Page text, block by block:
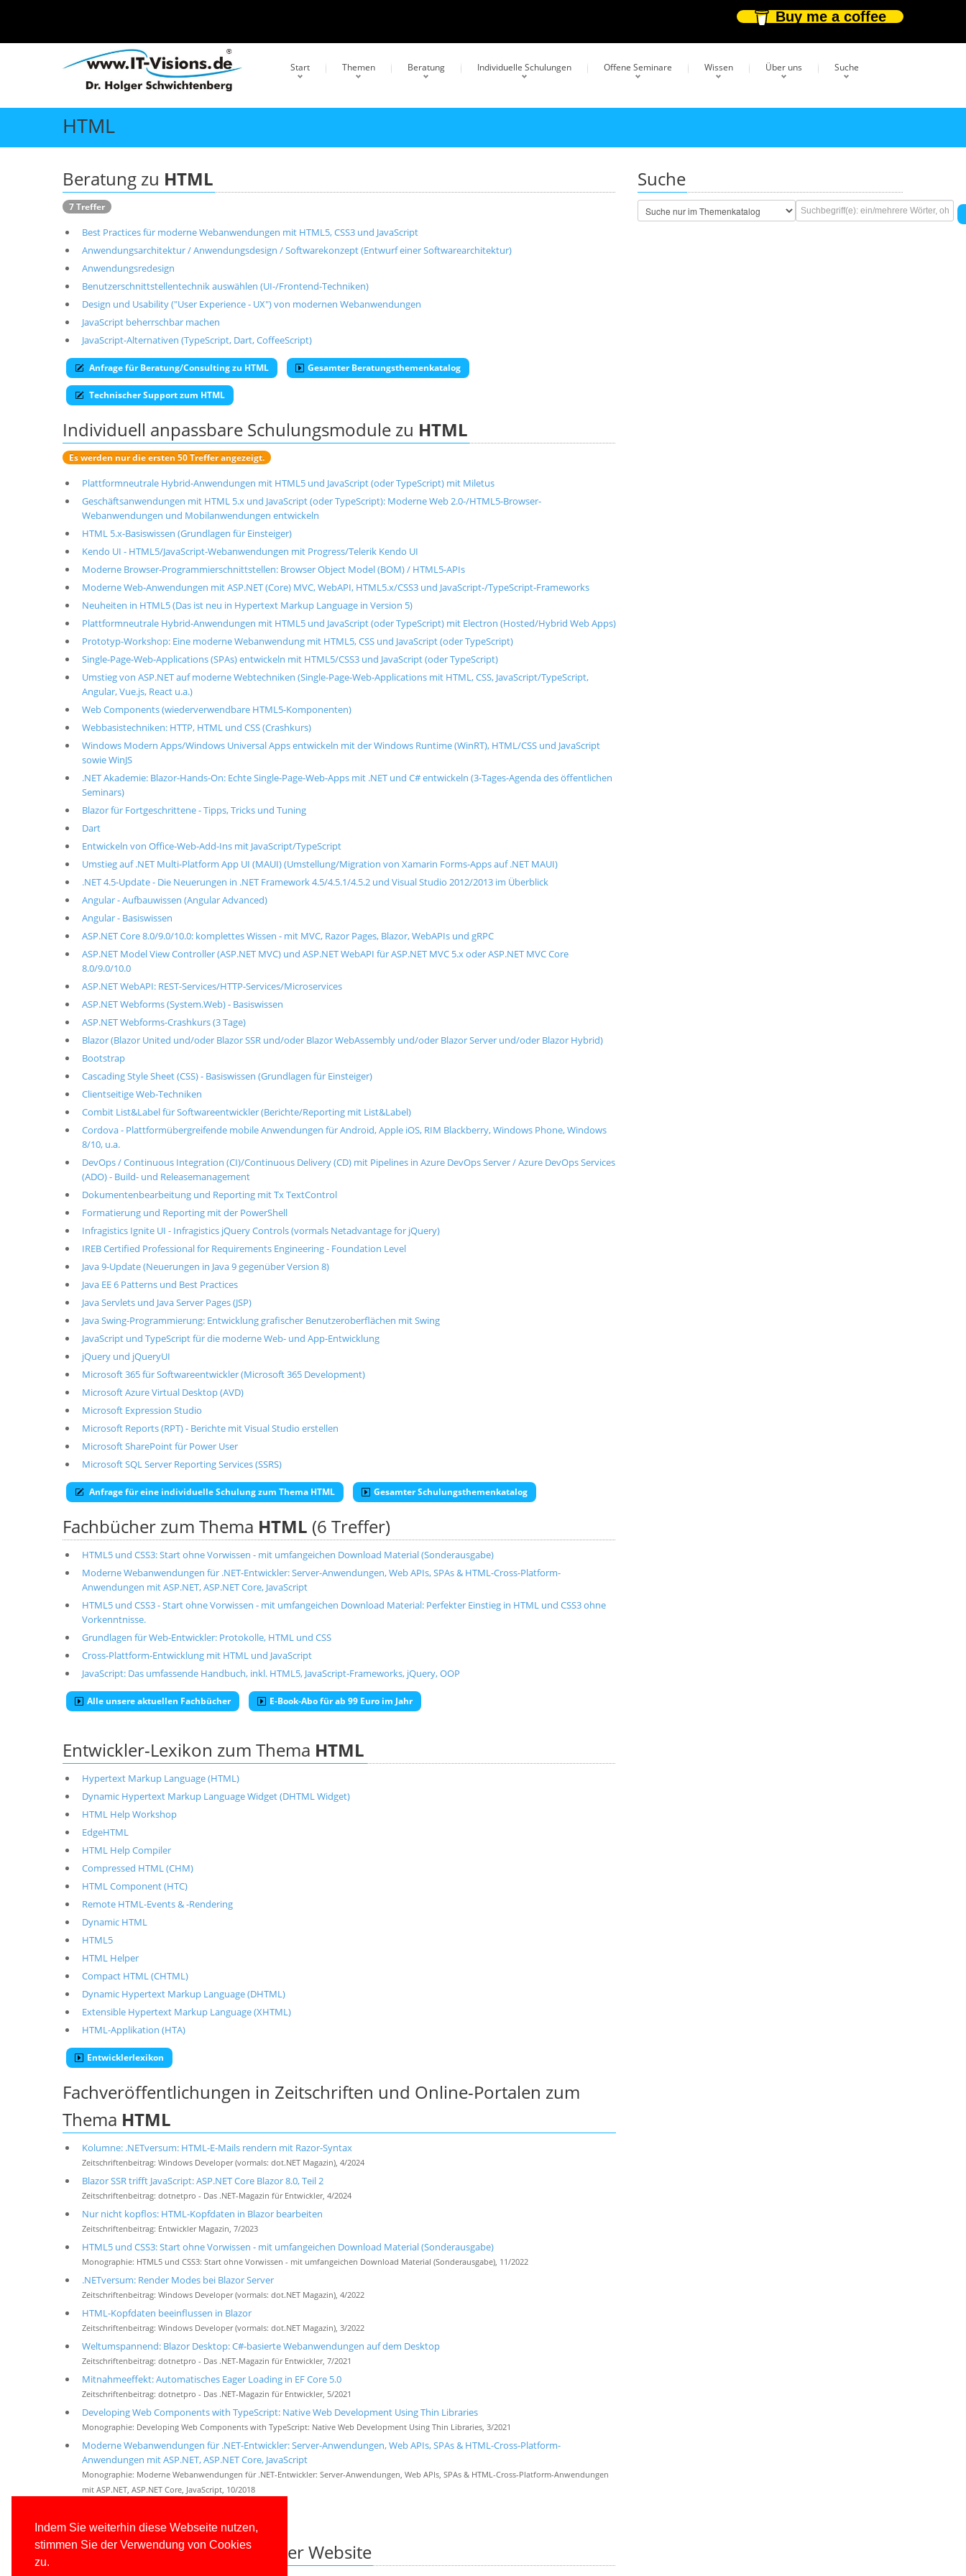
Indem Sie weiterhin diese Webseite nutzen,
stimmen Sie der Verwendung von Cookies
zu.
Buy me a coffee
Start Themen Beratung Individuelle Schulungen Offene Seminare Wissen Über uns Suche
HTML
Beratung zu HTML
7 Treffer
Best Practices für moderne Webanwendungen mit HTML5, CSS3 und JavaScript
Anwendungsarchitektur / Anwendungsdesign / Softwarekonzept (Entwurf einer Softwarearchitektur)
Anwendungsredesign
Benutzerschnittstellentechnik auswählen (UI-/Frontend-Techniken)
Design und Usability ("User Experience - UX") von modernen Webanwendungen
JavaScript beherrschbar machen
JavaScript-Alternativen (TypeScript, Dart, CoffeeScript)
Anfrage für Beratung/Consulting zu HTML Gesamter Beratungsthemenkatalog
Technischer Support zum HTML
Individuell anpassbare Schulungsmodule zu HTML
Es werden nur die ersten 50 Treffer angezeigt.
Plattformneutrale Hybrid-Anwendungen mit HTML5 und JavaScript (oder TypeScript) mit Miletus
Geschäftsanwendungen mit HTML 5.x und JavaScript (oder TypeScript): Moderne Web 2.0-/HTML5-Browser-
Webanwendungen und Mobilanwendungen entwickeln
HTML 5.x-Basiswissen (Grundlagen für Einsteiger)
Kendo UI - HTML5/JavaScript-Webanwendungen mit Progress/Telerik Kendo UI
Moderne Browser-Programmierschnittstellen: Browser Object Model (BOM) / HTML5-APIs
Moderne Web-Anwendungen mit ASP.NET (Core) MVC, WebAPI, HTML5.x/CSS3 und JavaScript-/TypeScript-Frameworks
Neuheiten in HTML5 (Das ist neu in Hypertext Markup Language in Version 5)
Plattformneutrale Hybrid-Anwendungen mit HTML5 und JavaScript (oder TypeScript) mit Electron (Hosted/Hybrid Web Apps)
Prototyp-Workshop: Eine moderne Webanwendung mit HTML5, CSS und JavaScript (oder TypeScript)
Single-Page-Web-Applications (SPAs) entwickeln mit HTML5/CSS3 und JavaScript (oder TypeScript)
Umstieg von ASP.NET auf moderne Webtechniken (Single-Page-Web-Applications mit HTML, CSS, JavaScript/TypeScript,
Angular, Vue.js, React u.a.)
Web Components (wiederverwendbare HTML5-Komponenten)
Webbasistechniken: HTTP, HTML und CSS (Crashkurs)
Windows Modern Apps/Windows Universal Apps entwickeln mit der Windows Runtime (WinRT), HTML/CSS und JavaScript
sowie WinJS
.NET Akademie: Blazor-Hands-On: Echte Single-Page-Web-Apps mit .NET und C# entwickeln (3-Tages-Agenda des öffentlichen
Seminars)
Blazor für Fortgeschrittene - Tipps, Tricks und Tuning
Dart
Entwickeln von Office-Web-Add-Ins mit JavaScript/TypeScript
Umstieg auf .NET Multi-Platform App UI (MAUI) (Umstellung/Migration von Xamarin Forms-Apps auf .NET MAUI)
.NET 4.5-Update - Die Neuerungen in .NET Framework 4.5/4.5.1/4.5.2 und Visual Studio 2012/2013 im Überblick
Angular - Aufbauwissen (Angular Advanced)
Angular - Basiswissen
ASP.NET Core 8.0/9.0/10.0: komplettes Wissen - mit MVC, Razor Pages, Blazor, WebAPIs und gRPC
ASP.NET Model View Controller (ASP.NET MVC) und ASP.NET WebAPI für ASP.NET MVC 5.x oder ASP.NET MVC Core
8.0/9.0/10.0
ASP.NET WebAPI: REST-Services/HTTP-Services/Microservices
ASP.NET Webforms (System.Web) - Basiswissen
ASP.NET Webforms-Crashkurs (3 Tage)
Blazor (Blazor United und/oder Blazor SSR und/oder Blazor WebAssembly und/oder Blazor Server und/oder Blazor Hybrid)
Bootstrap
Cascading Style Sheet (CSS) - Basiswissen (Grundlagen für Einsteiger)
Clientseitige Web-Techniken
Combit List&Label für Softwareentwickler (Berichte/Reporting mit List&Label)
Cordova - Plattformübergreifende mobile Anwendungen für Android, Apple iOS, RIM Blackberry, Windows Phone, Windows
8/10, u.a.
DevOps / Continuous Integration (CI)/Continuous Delivery (CD) mit Pipelines in Azure DevOps Server / Azure DevOps Services
(ADO) - Build- und Releasemanagement
Dokumentenbearbeitung und Reporting mit Tx TextControl
Formatierung und Reporting mit der PowerShell
Infragistics Ignite UI - Infragistics jQuery Controls (vormals Netadvantage for jQuery)
IREB Certified Professional for Requirements Engineering - Foundation Level
Java 9-Update (Neuerungen in Java 9 gegenüber Version 8)
Java EE 6 Patterns und Best Practices
Java Servlets und Java Server Pages (JSP)
Java Swing-Programmierung: Entwicklung grafischer Benutzeroberflächen mit Swing
JavaScript und TypeScript für die moderne Web- und App-Entwicklung
jQuery und jQueryUI
Microsoft 365 für Softwareentwickler (Microsoft 365 Development)
Microsoft Azure Virtual Desktop (AVD)
Microsoft Expression Studio
Microsoft Reports (RPT) - Berichte mit Visual Studio erstellen
Microsoft SharePoint für Power User
Microsoft SQL Server Reporting Services (SSRS)
Anfrage für eine individuelle Schulung zum Thema HTML Gesamter Schulungsthemenkatalog
Fachbücher zum Thema HTML (6 Treffer)
HTML5 und CSS3: Start ohne Vorwissen - mit umfangeichen Download Material (Sonderausgabe)
Moderne Webanwendungen für .NET-Entwickler: Server-Anwendungen, Web APIs, SPAs & HTML-Cross-Platform-
Anwendungen mit ASP.NET, ASP.NET Core, JavaScript
HTML5 und CSS3 - Start ohne Vorwissen - mit umfangeichen Download Material: Perfekter Einstieg in HTML und CSS3 ohne
Vorkenntnisse.
Grundlagen für Web-Entwickler: Protokolle, HTML und CSS
Cross-Plattform-Entwicklung mit HTML und JavaScript
JavaScript: Das umfassende Handbuch, inkl. HTML5, JavaScript-Frameworks, jQuery, OOP
Alle unsere aktuellen Fachbücher E-Book-Abo für ab 99 Euro im Jahr
Entwickler-Lexikon zum Thema HTML
Hypertext Markup Language (HTML)
Dynamic Hypertext Markup Language Widget (DHTML Widget)
HTML Help Workshop
EdgeHTML
HTML Help Compiler
Compressed HTML (CHM)
HTML Component (HTC)
Remote HTML-Events & -Rendering
Dynamic HTML
HTML5
HTML Helper
Compact HTML (CHTML)
Dynamic Hypertext Markup Language (DHTML)
Extensible Hypertext Markup Language (XHTML)
HTML-Applikation (HTA)
Entwicklerlexikon
Fachveröffentlichungen in Zeitschriften und Online-Portalen zum
Thema HTML
Kolumne: .NETversum: HTML-E-Mails rendern mit Razor-Syntax
Zeitschriftenbeitrag: Windows Developer (vormals: dot.NET Magazin), 4/2024
Blazor SSR trifft JavaScript: ASP.NET Core Blazor 8.0, Teil 2
Zeitschriftenbeitrag: dotnetpro - Das .NET-Magazin für Entwickler, 4/2024
Nur nicht kopflos: HTML-Kopfdaten in Blazor bearbeiten
Zeitschriftenbeitrag: Entwickler Magazin, 7/2023
HTML5 und CSS3: Start ohne Vorwissen - mit umfangeichen Download Material (Sonderausgabe)
Monographie: HTML5 und CSS3: Start ohne Vorwissen - mit umfangeichen Download Material (Sonderausgabe), 11/2022
.NETversum: Render Modes bei Blazor Server
Zeitschriftenbeitrag: Windows Developer (vormals: dot.NET Magazin), 4/2022
HTML-Kopfdaten beeinflussen in Blazor
Zeitschriftenbeitrag: Windows Developer (vormals: dot.NET Magazin), 3/2022
Weltumspannend: Blazor Desktop: C#-basierte Webanwendungen auf dem Desktop
Zeitschriftenbeitrag: dotnetpro - Das .NET-Magazin für Entwickler, 7/2021
Mitnahmeeffekt: Automatisches Eager Loading in EF Core 5.0
Zeitschriftenbeitrag: dotnetpro - Das .NET-Magazin für Entwickler, 5/2021
Developing Web Components with TypeScript: Native Web Development Using Thin Libraries
Monographie: Developing Web Components with TypeScript: Native Web Development Using Thin Libraries, 3/2021
Moderne Webanwendungen für .NET-Entwickler: Server-Anwendungen, Web APIs, SPAs & HTML-Cross-Platform-
Anwendungen mit ASP.NET, ASP.NET Core, JavaScript
Monographie: Moderne Webanwendungen für .NET-Entwickler: Server-Anwendungen, Web APIs, SPAs & HTML-Cross-Platform-Anwendungen
mit ASP.NET, ASP.NET Core, JavaScript, 10/2018
Weitere Ressourcen auf dieser Website
Suche